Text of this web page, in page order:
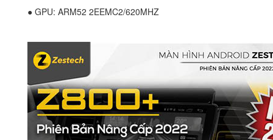
● GPU: ARM52 2EEMC2/620MHZ